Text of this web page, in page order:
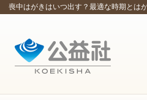
喪中はがきはいつ出す？最適な時期とは